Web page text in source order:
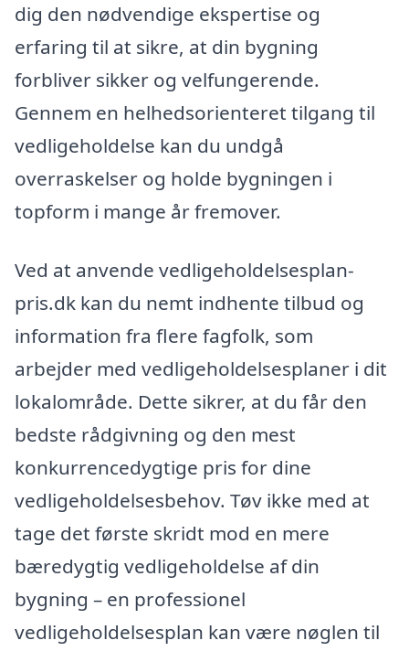
dig den nødvendige ekspertise og
erfaring til at sikre, at din bygning
forbliver sikker og velfungerende.
Gennem en helhedsorienteret tilgang til
vedligeholdelse kan du undgå
overraskelser og holde bygningen i
topform i mange år fremover.
Ved at anvende vedligeholdelsesplan-
pris.dk kan du nemt indhente tilbud og
information fra flere fagfolk, som
arbejder med vedligeholdelsesplaner i dit
lokalområde. Dette sikrer, at du får den
bedste rådgivning og den mest
konkurrencedygtige pris for dine
vedligeholdelsesbehov. Tøv ikke med at
tage det første skridt mod en mere
bæredygtig vedligeholdelse af din
bygning – en professionel
vedligeholdelsesplan kan være nøglen til